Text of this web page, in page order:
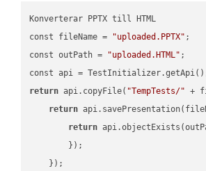
Konverterar PPTX till HTML
const fileName =
"uploaded.PPTX" ;
const outPath =
"uploaded.HTML" ;
return api.copyFile( "TempTests/" +
return
return
        });
    });